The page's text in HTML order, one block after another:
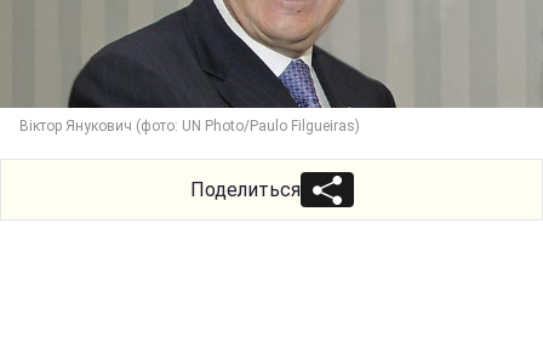
Віктор Янукович (фото: UN Photo/Paulo Filgueiras)
Поделиться